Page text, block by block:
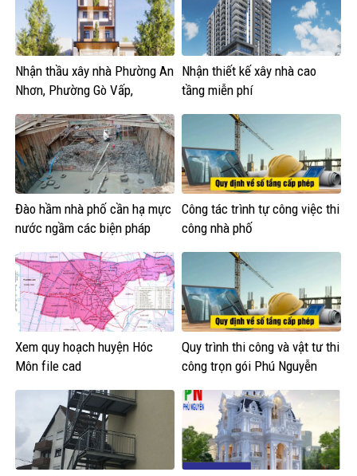
Nhận thầu xây nhà Phường An
Nhơn, Phường Gò Vấp,
Tây,An Hội Đông
Nhận thiết kế xây nhà cao
tầng miễn phí
Đào hầm nhà phố cần hạ mực
nước ngầm các biện pháp
Công tác trình tự công việc thi
công nhà phố
Xem quy hoạch huyện Hóc
Môn file cad
Quy trình thi công và vật tư thi
công trọn gói Phú Nguyễn